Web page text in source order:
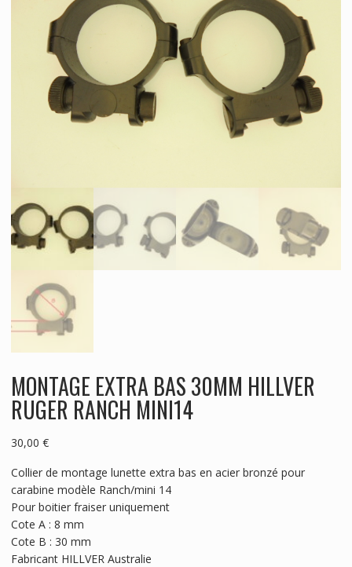
MONTAGE EXTRA BAS 30MM HILLVER
RUGER RANCH MINI14
30,00 €
Collier de montage lunette extra bas en acier bronzé pour
carabine modèle Ranch/mini 14
Pour boitier fraiser uniquement
Cote A : 8 mm
Cote B : 30 mm
Fabricant HILLVER Australie